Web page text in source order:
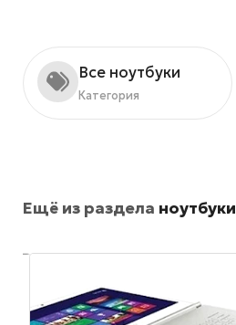
Все ноутбуки
Категория
Ещё из раздела ноутбуки